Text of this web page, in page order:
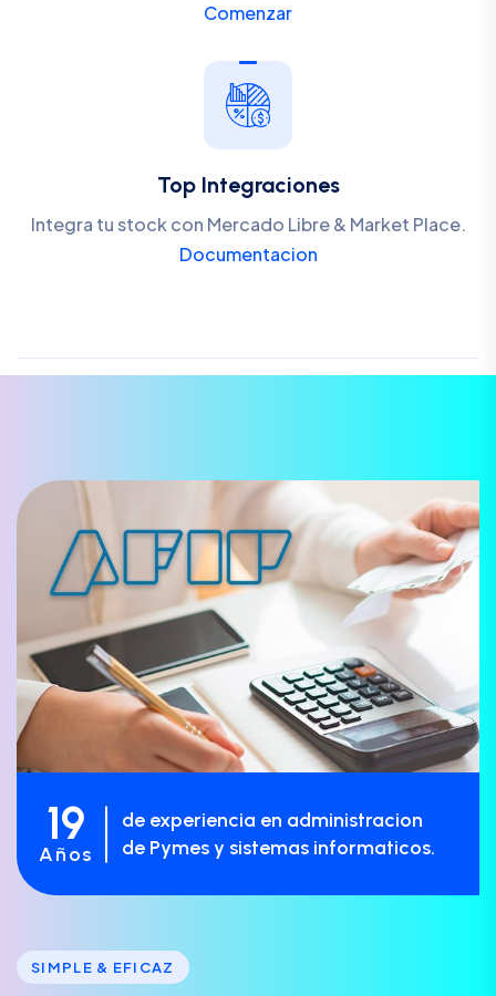
Comenzar
Top Integraciones
Integra tu stock con Mercado Libre & Market Place.
Documentacion
19
Años
de experiencia en administracion
de Pymes y sistemas informaticos.
SIMPLE & EFICAZ